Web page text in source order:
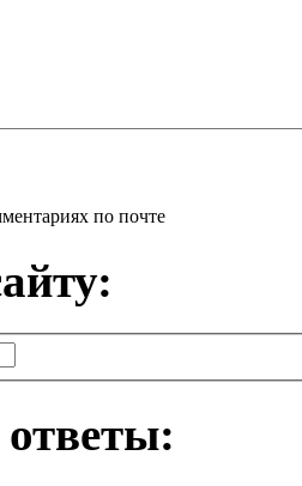
по почте